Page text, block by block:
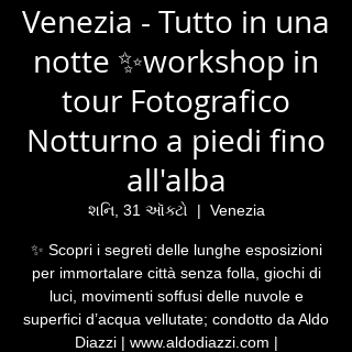
Venezia - Tutto in una
notte ✨workshop in
tour Fotografico
Notturno a piedi fino
all'alba
શનિ, 31 ઑક્ટો
  |
Venezia
✨ Scopri i segreti delle lunghe esposizioni
per immortalare città senza folla, giochi di
luci, movimenti soffusi delle nuvole e
superfici d’acqua vellutate; condotto da Aldo
Diazzi | www.aldodiazzi.com |